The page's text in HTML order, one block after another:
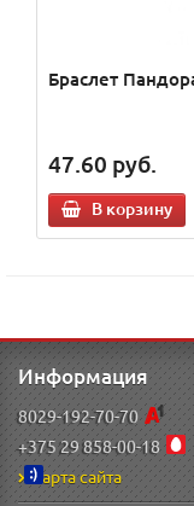
Браслет
47.60 руб.
В корзину
Информация
8029-192-70-70
+375 29 858-00-18
Карта сайта